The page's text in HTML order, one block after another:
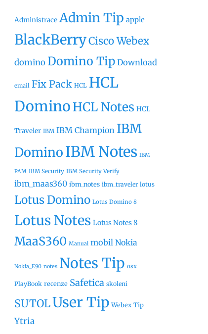
Administrace Admin Tip apple
BlackBerryCisco Webex
domino Domino Tip Download
email Fix Pack HCL HCL
DominoHCL Notes HCL
Traveler IBM IBM Champion IBM
DominoIBM Notes IBM
PAM IBM Security IBM Security Verify
ibm_maas360 ibm_notes ibm_traveler lotus
Lotus Domino Lotus Domino 8
Lotus Notes Lotus Notes 8
MaaS360 Manual mobil Nokia
Nokia_E90 notes Notes Tip osx
PlayBook recenze Safetica skoleni
SUTOLUser Tip Webex Tip
Ytria